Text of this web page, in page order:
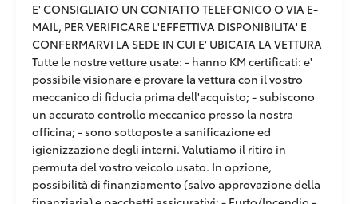
E' CONSIGLIATO UN CONTATTO TELEFONICO O VIA E-
MAIL, PER VERIFICARE L'EFFETTIVA DISPONIBILITA' E
CONFERMARVI LA SEDE IN CUI E' UBICATA LA VETTURA
Tutte le nostre vetture usate: - hanno KM certificati: e'
possibile visionare e provare la vettura con il vostro
meccanico di fiducia prima dell'acquisto; - subiscono
un accurato controllo meccanico presso la nostra
officina; - sono sottoposte a sanificazione ed
igienizzazione degli interni. Valutiamo il ritiro in
permuta del vostro veicolo usato. In opzione,
possibilità di finanziamento (salvo approvazione della